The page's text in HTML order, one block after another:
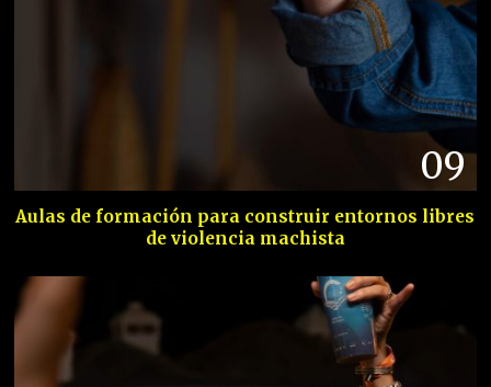
09
Aulas de formación para construir entornos libres
de violencia machista